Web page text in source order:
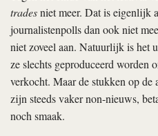
tradesniet meer. Dat is eigenlijk
journalistenpolls dan ook niet
niet zoveel aan. Natuurlijk is het
ze slechts geproduceerd worden
verkocht. Maar de stukken op de
zijn steeds vaker non-nieuws,
noch smaak.